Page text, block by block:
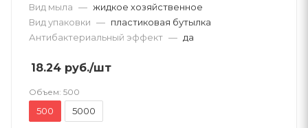
Вид мыла — жидкое хозяйственное
Вид упаковки — пластиковая бутылка
Антибактериальный эффект — да
18.24 руб./шт
Объем: 500
500 5000